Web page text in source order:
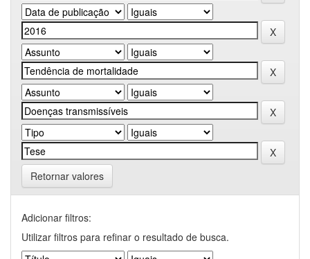
Retornar valores
Adicionar filtros:
Utilizar filtros para refinar o resultado de busca.